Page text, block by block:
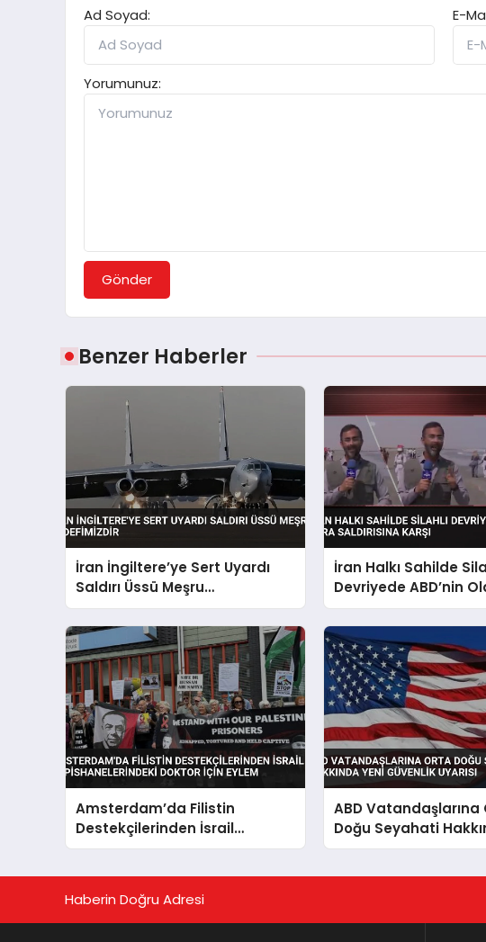
Ad Soyad:
E-
Yorumunuz:
Gönder
Benzer Haberler
İran İngiltere’ye Sert Uyardı
Saldırı Üssü Meşru
Hedefimizdir
İran Halkı Sahilde
Devriyede ABD’nin
Saldırısına Karşı
Amsterdam’da Filistin
Destekçilerinden İsrail
Hapishanelerindeki Doktor İçin
ABD Vatandaşlarına
Doğu Seyahati
Güvenlik Uyarısı
Haberin Doğru Adresi